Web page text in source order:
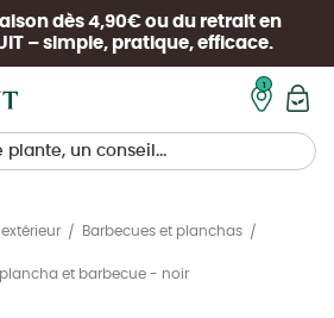
dès 4,90€ ou du retrait en
– simple, pratique, efficace.
Barbecues et planchas
et barbecue - noir